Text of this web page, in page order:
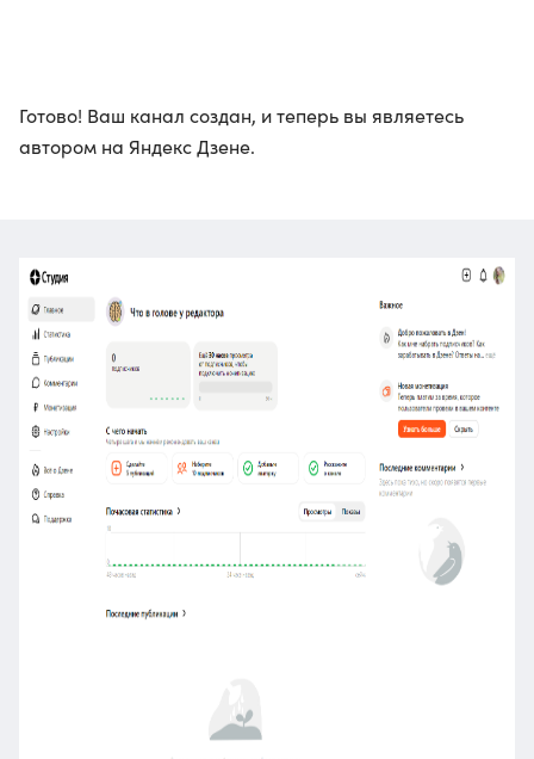
Готово! Ваш канал создан, и теперь вы являетесь
автором на Яндекс Дзене.